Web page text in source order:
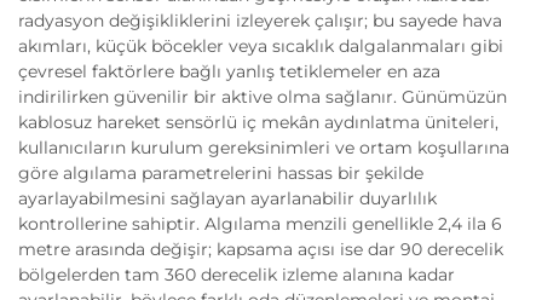
radyasyon değişikliklerini izleyerek çalışır; bu sayede hava
akımları, küçük böcekler veya sıcaklık dalgalanmaları gibi
çevresel faktörlere bağlı yanlış tetiklemeler en aza
indirilirken güvenilir bir aktive olma sağlanır. Günümüzün
kablosuz hareket sensörlü iç mekân aydınlatma üniteleri,
kullanıcıların kurulum gereksinimleri ve ortam koşullarına
göre algılama parametrelerini hassas bir şekilde
ayarlayabilmesini sağlayan ayarlanabilir duyarlılık
kontrollerine sahiptir. Algılama menzili genellikle 2,4 ila 6
metre arasında değişir; kapsama açısı ise dar 90 derecelik
bölgelerden tam 360 derecelik izleme alanına kadar